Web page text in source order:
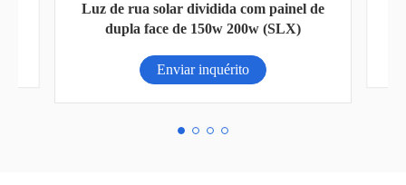
Inversor solar da série AN-PVI AN-PVI-
6000/10000W
Enviar inquérito